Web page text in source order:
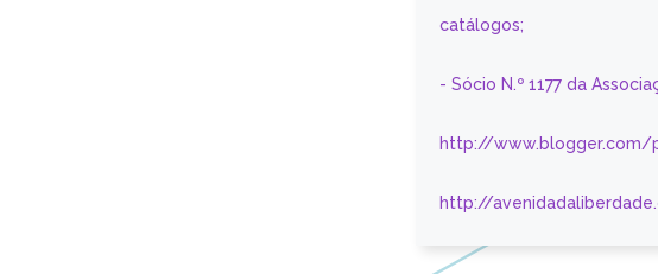
catálogos;
- Sócio N.º 1177 da
http://www.blogger.com/
http://